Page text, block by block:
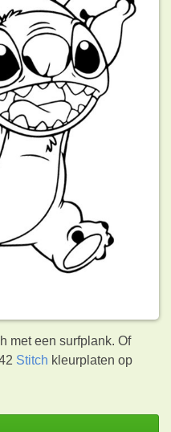
met een surfplank. Of
Stitch kleurplaten op